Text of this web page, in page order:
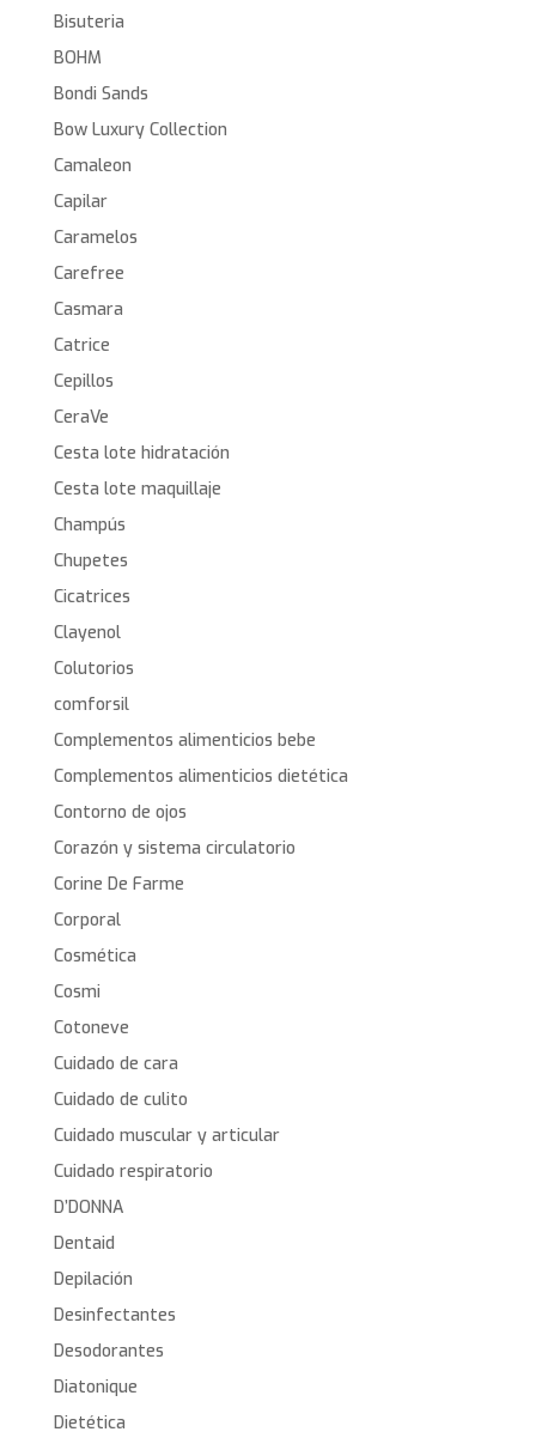
Bisuteria
BOHM
Bondi Sands
Bow Luxury Collection
Camaleon
Capilar
Caramelos
Carefree
Casmara
Catrice
Cepillos
CeraVe
Cesta lote hidratación
Cesta lote maquillaje
Champús
Chupetes
Cicatrices
Clayenol
Colutorios
comforsil
Complementos alimenticios bebe
Complementos alimenticios dietética
Contorno de ojos
Corazón y sistema circulatorio
Corine De Farme
Corporal
Cosmética
Cosmi
Cotoneve
Cuidado de cara
Cuidado de culito
Cuidado muscular y articular
Cuidado respiratorio
D’DONNA
Dentaid
Depilación
Desinfectantes
Desodorantes
Diatonique
Dietética